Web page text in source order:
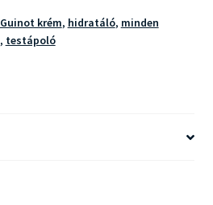
Guinot krém, hidratáló, minden
, testápoló